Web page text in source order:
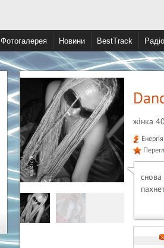
Фотогалерея Новини BestTrack
жінка
Енергія